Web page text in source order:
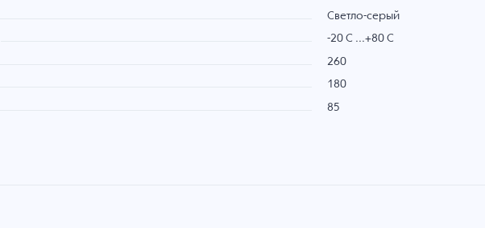
Светло-серый
-20 C ...+80 C
260
180
85